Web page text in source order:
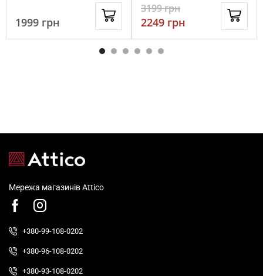
1999 грн
3199грн
2249 грн
Мережа магазинів Attico
+380-99-108-0202
+380-96-108-0202
+380-93-108-0202